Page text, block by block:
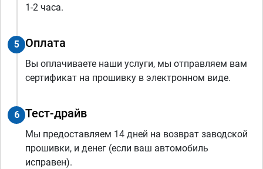
1-2 часа.
5 Оплата
Вы оплачиваете наши услуги, мы отправляем вам
сертификат на прошивку в электронном виде.
6 Тест-драйв
Мы предоставляем 14 дней на возврат заводской
прошивки, и денег (если ваш автомобиль
исправен).